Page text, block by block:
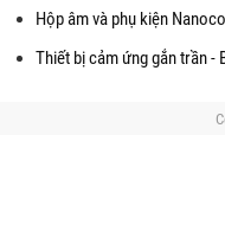
Hộp âm và phụ kiện Nanoco
Thiết bị cảm ứng gắn trần -